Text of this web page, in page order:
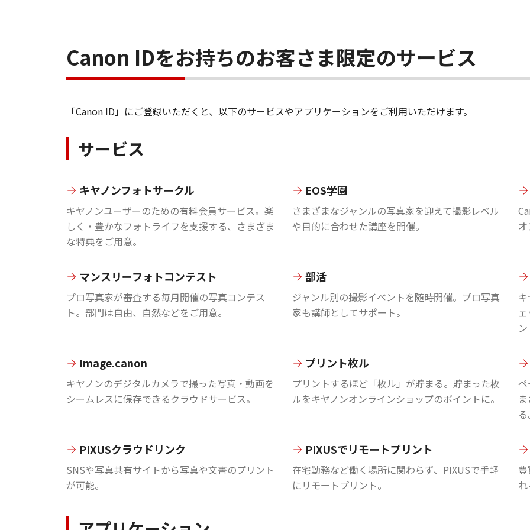
Canon IDをお持ちのお客さま限定のサービス
「Canon ID」にご登録いただくと、以下のサービスやアプリケーションをご利用いただけます。
サービス
キヤノンフォトサークル
キヤノンユーザーのための有料会員サービス。楽
しく・豊かなフォトライフを支援する、さまざま
な特典をご用意。
EOS学園
さまざまなジャンルの写真家を迎えて撮影レベル
や目的に合わせた講座を開催。
マンスリーフォトコンテスト
プロ写真家が審査する毎月開催の写真コンテス
ト。部門は自由、自然などをご用意。
部活
ジャンル別の撮影イベントを随時開催。プロ写真
家も講師としてサポート。
Image.canon
キヤノンのデジタルカメラで撮った写真・動画を
シームレスに保存できるクラウドサービス。
プリント枚ル
プリントするほど「枚ル」が貯まる。貯まった枚
ルをキヤノンオンラインショップのポイントに。
PIXUSクラウドリンク
SNSや写真共有サイトから写真や文書のプリント
が可能。
PIXUSでリモートプリント
在宅勤務など働く場所に関わらず、PIXUSで手軽
にリモートプリント。